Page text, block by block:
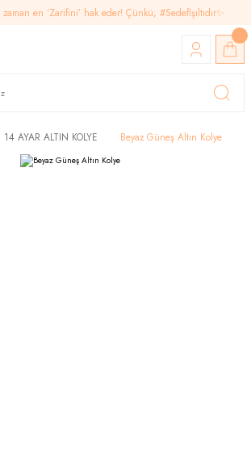
zaman en ‘Zarifini’ hak eder! Çünkü; #SedefIşıltıdır✨
14 AYAR ALTIN KOLYE Beyaz Güneş Altın Kolye